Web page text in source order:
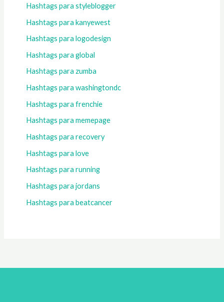
Hashtags para styleblogger
Hashtags para kanyewest
Hashtags para logodesign
Hashtags para global
Hashtags para zumba
Hashtags para washingtondc
Hashtags para frenchie
Hashtags para memepage
Hashtags para recovery
Hashtags para love
Hashtags para running
Hashtags para jordans
Hashtags para beatcancer